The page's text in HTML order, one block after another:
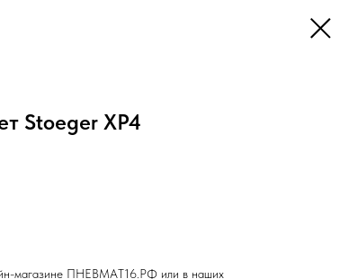
Stoeger XP4
магазине ПНЕВМАТ16.РФ или в наших